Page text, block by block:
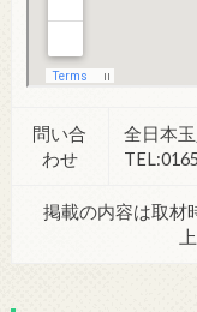
問い合
わせ
全日本
掲載の内容は取材